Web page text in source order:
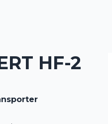
HF-2